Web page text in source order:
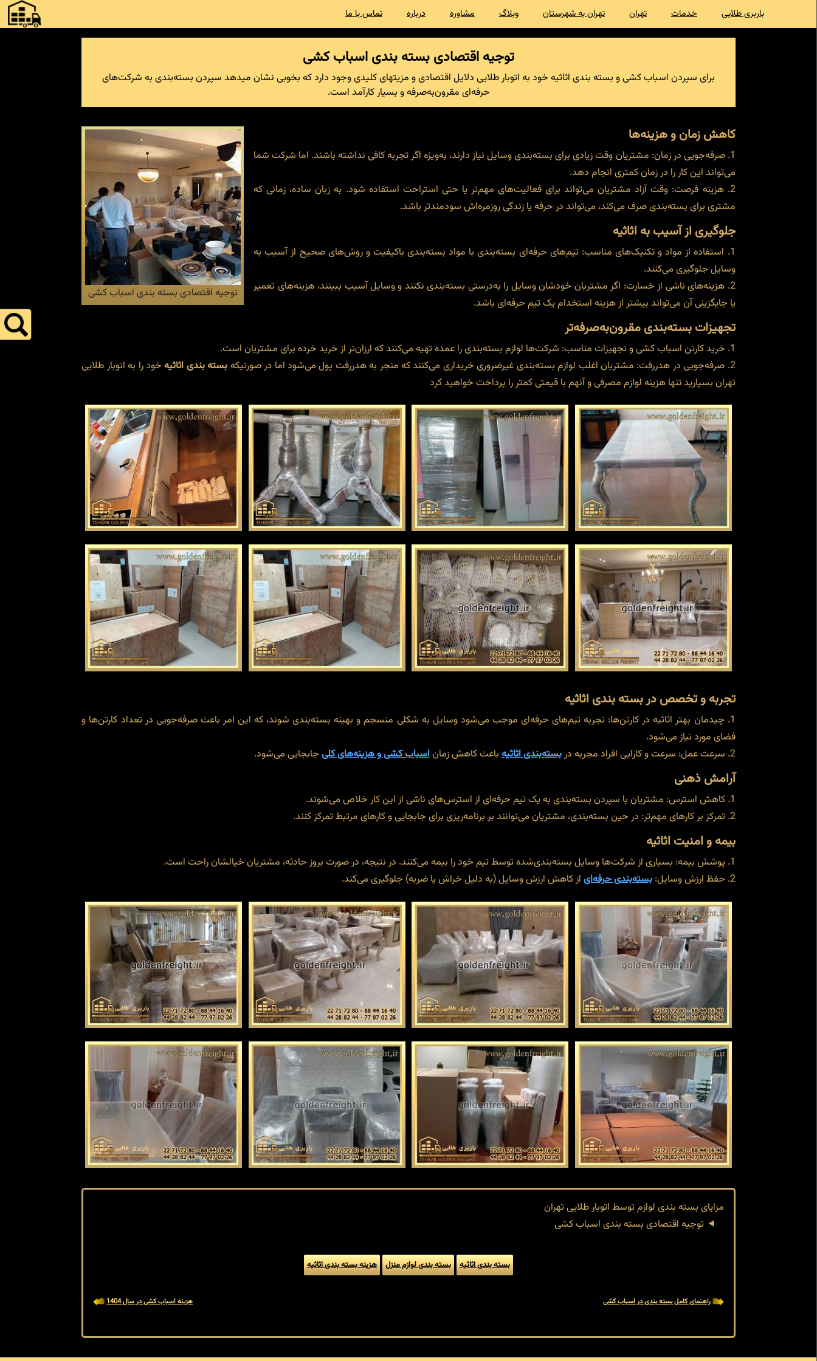
باربری طلایی خدمات تهران تهران به شهرستان وبلاگ مشاوره درباره تماس با ما
توجیه اقتصادی بسته بندی اسباب کشی
برای سپردن اسباب کشی و بسته بندی اثاثیه خود به اتوبار طلایی دلایل اقتصادی و مزیتهای کلیدی وجود دارد که بخوبی نشان میدهد سپردن بسته‌بندی به شرکت‌های
حرفه‌ای مقرون‌به‌صرفه‌ و بسیار کارآمد است.
توجیه اقتصادی بسته بندی اسباب کشی
کاهش زمان و هزینه‌ها
صرفه‌جویی در زمان: مشتریان وقت زیادی برای بسته‌بندی وسایل نیاز دارند، به‌ویژه اگر تجربه کافی نداشته باشند. اما شرکت شما
می‌تواند این کار را در زمان کمتری انجام دهد.
هزینه فرصت: وقت آزاد مشتریان می‌تواند برای فعالیت‌های مهم‌تر یا حتی استراحت استفاده شود. به زبان ساده، زمانی که
مشتری برای بسته‌بندی صرف می‌کند، می‌تواند در حرفه یا زندگی روزمره‌اش سودمندتر باشد.
جلوگیری از آسیب به اثاثیه
استفاده از مواد و تکنیک‌های مناسب: تیم‌های حرفه‌ای بسته‌بندی با مواد بسته‌بندی باکیفیت و روش‌های صحیح از آسیب به
وسایل جلوگیری می‌کنند.
هزینه‌های ناشی از خسارت: اگر مشتریان خودشان وسایل را به‌درستی بسته‌بندی نکنند و وسایل آسیب ببینند، هزینه‌های تعمیر
یا جایگزینی آن می‌تواند بیشتر از هزینه استخدام یک تیم حرفه‌ای باشد.
تجهیزات بسته‌بندی مقرون‌به‌صرفه‌تر
خرید کارتن اسباب کشی و تجهیزات مناسب: شرکت‌ها لوازم بسته‌بندی را عمده تهیه می‌کنند که ارزان‌تر از خرید خرده برای مشتریان است.
صرفه‌جویی در هدررفت: مشتریان اغلب لوازم بسته‌بندی غیرضروری خریداری می‌کنند که منجر به هدررفت پول می‌شود اما در صورتیکه بسته بندی اثاثیهخود را به اتوبار طلایی
تهران بسپارید تنها هزینه لوازم مصرفی و آنهم با قیمتی کمتر را پرداخت خواهید کرد
تجربه و تخصص در بسته بندی اثاثیه
چیدمان بهتر اثاثیه در کارتن‌ها: تجربه تیم‌های حرفه‌ای موجب می‌شود وسایل به شکلی منسجم و بهینه بسته‌بندی شوند، که این امر باعث صرفه‌جویی در تعداد کارتن‌ها و
فضای مورد نیاز می‌شود.
سرعت عمل: سرعت و کارایی افراد مجربه دربسته‌بندی اثاثیهباعث کاهش زماناسباب کشی و هزینه‌های کلی جابجایی می‌شود.
آرامش ذهنی
کاهش استرس: مشتریان با سپردن بسته‌بندی به یک تیم حرفه‌ای از استرس‌های ناشی از این کار خلاص می‌شوند.
تمرکز بر کارهای مهم‌تر: در حین بسته‌بندی، مشتریان می‌توانند بر برنامه‌ریزی برای جابجایی و کارهای مرتبط تمرکز کنند.
بیمه و امنیت اثاثیه
پوشش بیمه: بسیاری از شرکت‌ها وسایل بسته‌بندی‌شده توسط تیم خود را بیمه می‌کنند. در نتیجه، در صورت بروز حادثه، مشتریان خیالشان راحت است.
حفظ ارزش وسایل:بسته‌بندی حرفه‌ای از کاهش ارزش وسایل (به دلیل خراش یا ضربه) جلوگیری می‌کند.
مزایای بسته بندی لوازم توسط اتوبار طلایی تهران
توجیه اقتصادی بسته بندی اسباب کشی
بسته بندی اثاثیه بسته بندی لوازم منزل هزینه بسته بندی اثاثیه
راهنمای کامل بسته بندی در اسباب کشی هزینه اسباب کشی در سال 1404